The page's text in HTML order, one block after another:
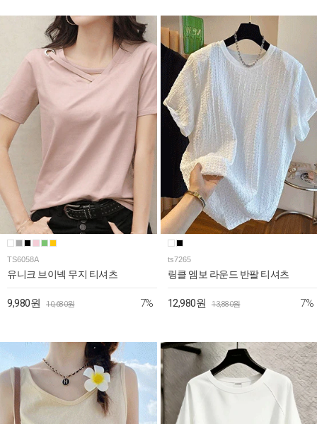
TS6058A
유니크 브이넥 무지 티셔츠
9,980원 10,680원 7%
ts7265
링클 엠보 라운드 반팔 티셔츠
12,980원 13,880원 7%